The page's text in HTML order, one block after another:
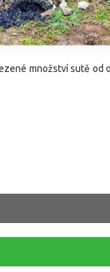
množství sutě od